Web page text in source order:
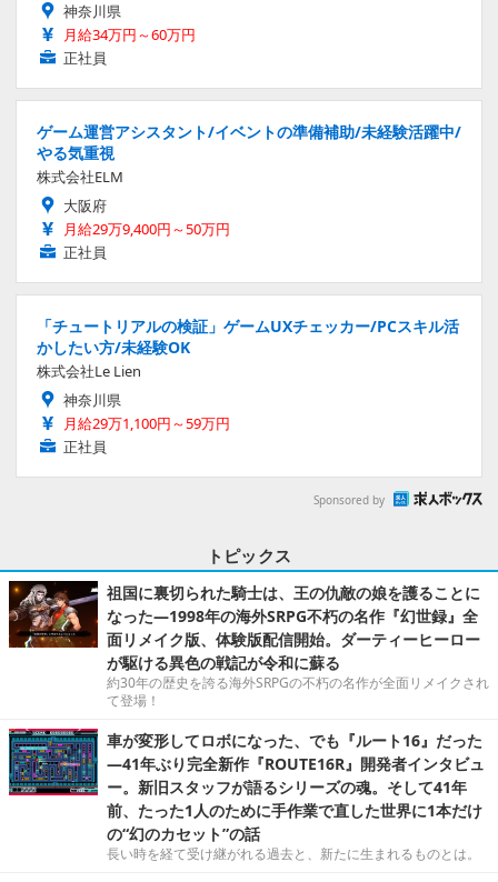
神奈川県
月給34万円～60万円
正社員
ゲーム運営アシスタント/イベントの準備補助/未経験活躍中/
やる気重視
株式会社ELM
大阪府
月給29万9,400円～50万円
正社員
「チュートリアルの検証」ゲームUXチェッカー/PCスキル活
かしたい方/未経験OK
株式会社Le Lien
神奈川県
月給29万1,100円～59万円
正社員
Sponsored by
トピックス
祖国に裏切られた騎士は、王の仇敵の娘を護ることに
なった―1998年の海外SRPG不朽の名作『幻世録』全
面リメイク版、体験版配信開始。ダーティーヒーロー
が駆ける異色の戦記が令和に蘇る
約30年の歴史を誇る海外SRPGの不朽の名作が全面リメイクされ
て登場！
車が変形してロボになった、でも『ルート16』だった
―41年ぶり完全新作『ROUTE16R』開発者インタビュ
ー。新旧スタッフが語るシリーズの魂。そして41年
前、たった1人のために手作業で直した世界に1本だけ
の“幻のカセット”の話
長い時を経て受け継がれる過去と、新たに生まれるものとは。